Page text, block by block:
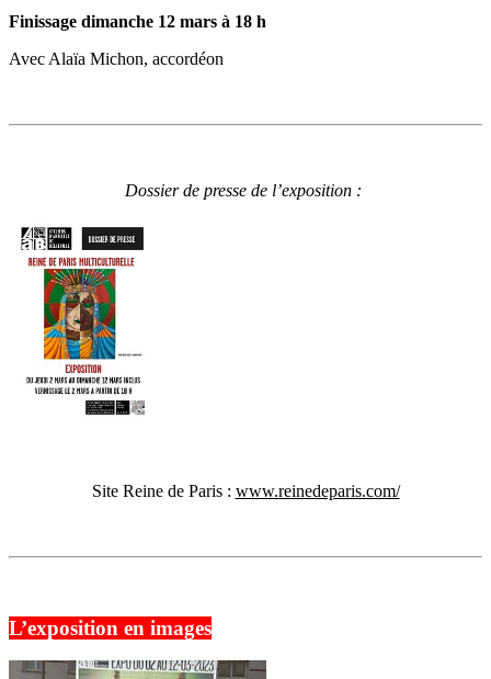
Finissage dimanche 12 mars à 18 h
Avec Alaïa Michon, accordéon
Dossier de presse de l’exposition :
Site Reine de Paris : www.reinedeparis.com/
L’exposition en images